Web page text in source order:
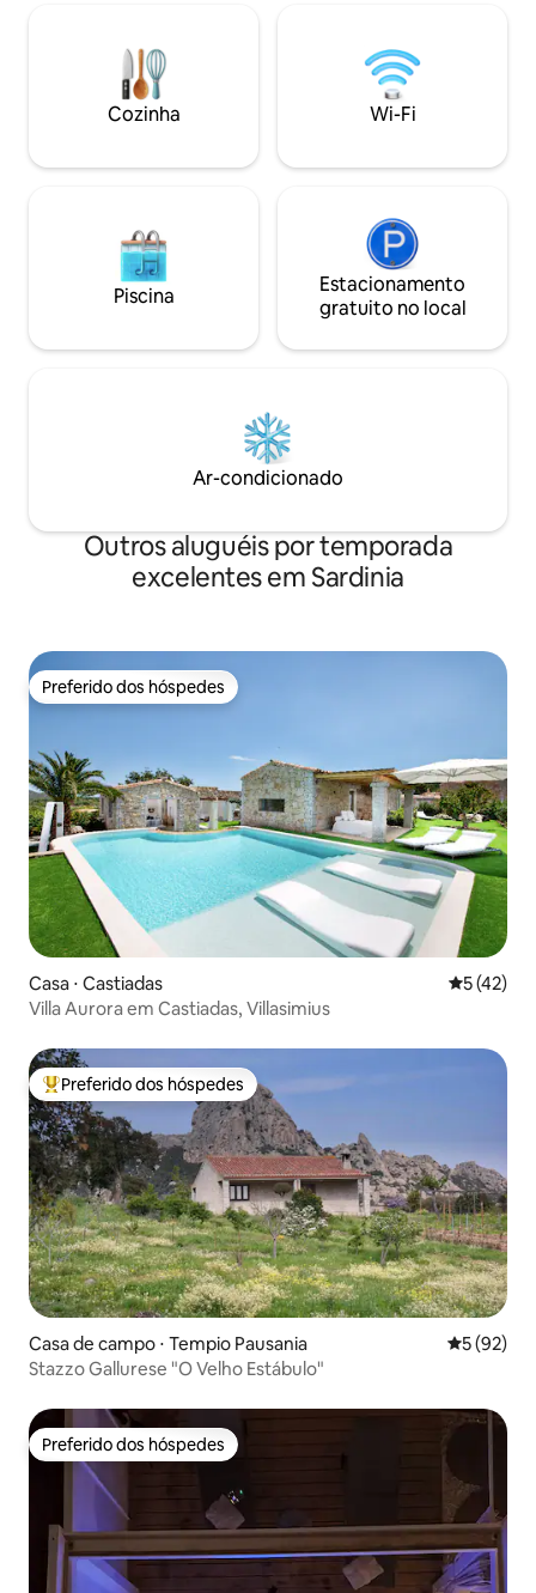
estacionamento dentro da propriedade
para 1 carro. Wi-Fi a 50 Mbps. Animais de
estimação não permitidos.
maciço de
km de distância
seu renomado
túmulos dos
Cozinha Wi-Fi
Piscina
Estacionamento
gratuito no local
Ar-condicionado
Outros aluguéis por temporada
excelentes em Sardinia
Preferido dos hóspedes
Preferido dos hóspedes
Casa ⋅ Castiadas 5 de uma
5 (42)
Villa Aurora em Castiadas, Villasimius
Entre os melhores preferidos dos hóspedes
Preferido dos hóspedes
Casa de campo ⋅ Tempio Pausania 5 de uma
5 (92)
Stazzo Gallurese "O Velho Estábulo"
Preferido dos hóspedes
Preferido dos hóspedes